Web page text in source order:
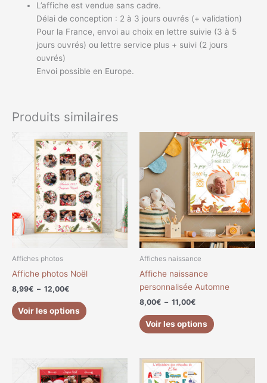
L’affiche est vendue sans cadre.
Délai de conception : 2 à 3 jours ouvrés (+ validation)
Pour la France, envoi au choix en lettre suivie (3 à 5
jours ouvrés) ou lettre service plus + suivi (2 jours
ouvrés)
Envoi possible en Europe.
Produits similaires
Affiches photos
Affiche photos Noël
8,99€ – 12,00€
de
prix :
8,99€
à
12,00€
Voir les options
Ce
produit
a
plusieurs
variations.
Les
options
peuvent
sur
du
Affiches naissance
Affiche naissance
personnalisée Automne
8,00€ – 11,00€
Plage
de
prix :
8,00€
à
11,00€
Voir les options
Ce
produit
a
plusieurs
variations.
Les
options
peuvent
être
la
produit
de
prix :produit
Plage
prix :